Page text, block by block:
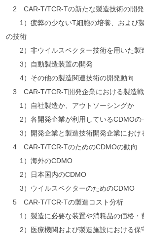
2 CAR-T/TCR-Tの新たな製造技術の開発
1）疲弊の少ないT細胞の培養、および
の技術
2）非ウイルスベクター技術を用いた製
3）自動製造装置の開発
4）その他の製造関連技術の開発動向
3 CAR-T/TCR-T開発企業における製造
1）自社製造か、アウトソーシングか
2）各開発企業が利用しているCDMOの
3）開発企業と製造技術開発企業におけ
4 CAR-T/TCR-TのためのCDMOの動向
1）海外のCDMO
2）日本国内のCDMO
3）ウイルスベクターのためのCDMO
5 CAR-T/TCR-Tの製造コスト分析
1）製造に必要な装置や消耗品の価格・
2）医療機関および製造施設における保